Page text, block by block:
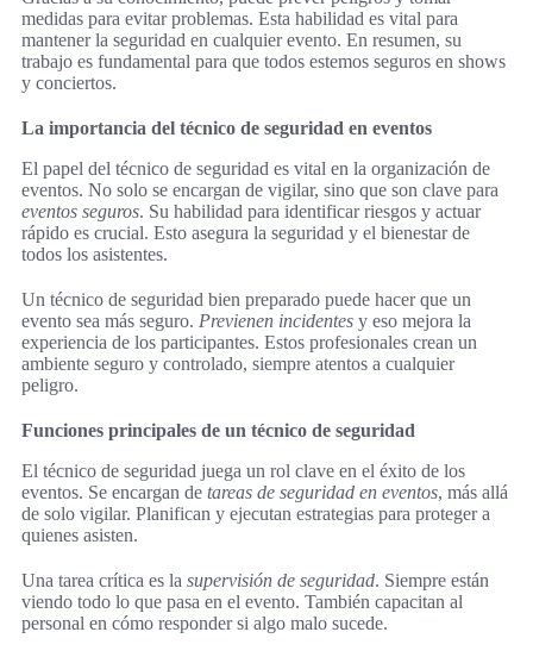
medidas para evitar problemas. Esta habilidad es vital para
mantener la seguridad en cualquier evento. En resumen, su
trabajo es fundamental para que todos estemos seguros en shows
y conciertos.
La importancia del técnico de seguridad en eventos
El papel del técnico de seguridad es vital en la organización de
eventos. No solo se encargan de vigilar, sino que son clave para
eventos seguros. Su habilidad para identificar riesgos y actuar
rápido es crucial. Esto asegura la seguridad y el bienestar de
todos los asistentes.
Un técnico de seguridad bien preparado puede hacer que un
evento sea más seguro. Previenen incidentes y eso mejora la
experiencia de los participantes. Estos profesionales crean un
ambiente seguro y controlado, siempre atentos a cualquier
peligro.
Funciones principales de un técnico de seguridad
El técnico de seguridad juega un rol clave en el éxito de los
eventos. Se encargan de tareas de seguridad en eventos, más allá
de solo vigilar. Planifican y ejecutan estrategias para proteger a
quienes asisten.
Una tarea crítica es la supervisión de seguridad. Siempre están
viendo todo lo que pasa en el evento. También capacitan al
personal en cómo responder si algo malo sucede.